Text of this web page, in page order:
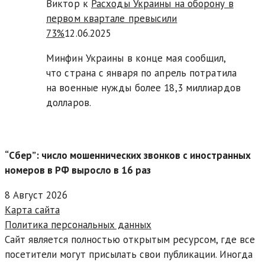
Виктор к Расходы Украины на оборону в
первом квартале превысили
73%12.06.2025
Минфин Украины в конце мая сообщил,
что страна с января по апрель потратила
на военные нужды более 18,3 миллиардов
долларов.
“Сбер”: число мошеннических звонков с иностранных
номеров в РФ выросло в 16 раз
8 Август 2026
Карта сайта
Политика персональных данных
Сайт является полностью открытым ресурсом, где все
посетители могут присылать свои публикации. Иногда